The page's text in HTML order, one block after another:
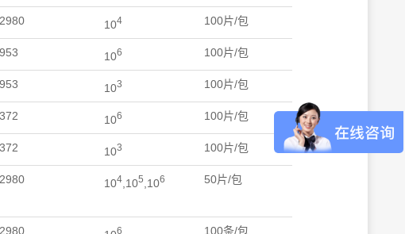
104 100片/包
106 100片/包
103 100片/包
106 100片/包
103 100片/包
104 ,105 ,106 50片/包
6 100条/包